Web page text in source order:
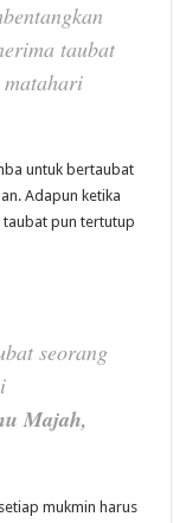
taubat
untuk bertaubat
Adapun ketika
pun tertutup
seorang
Majah,
mukmin harus